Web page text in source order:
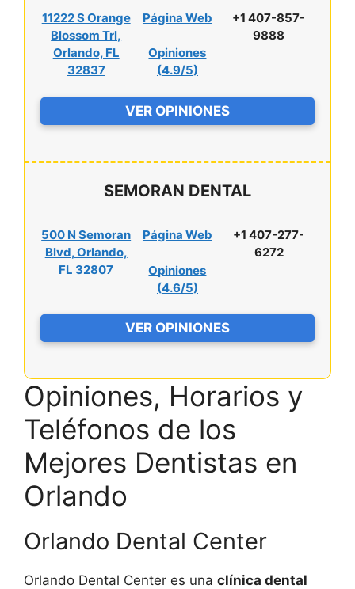
11222 S Orange
Blossom Trl,
Orlando, FL
32837
Página Web
Opiniones
(4.9/5)
+1 407-857-
9888
VER OPINIONES
SEMORAN DENTAL
500 N Semoran
Blvd, Orlando,
FL 32807
Página Web
Opiniones
(4.6/5)
+1 407-277-
6272
VER OPINIONES
Opiniones, Horarios y
Teléfonos de los
Mejores Dentistas en
Orlando
Orlando Dental Center
Orlando Dental Center es una clínica dental